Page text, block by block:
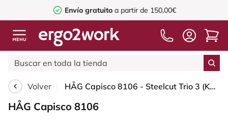
Envío gratuito a partir de 150,00€
Volver HÅG Capisco 8106 - Steelcut Trio 3 (Kvadrat) - Lana / Poliamida - STT966 Brown grey - Moss Grey - 200 mm (seat height 46-64cm) - Glides
HÅG Capisco 8106